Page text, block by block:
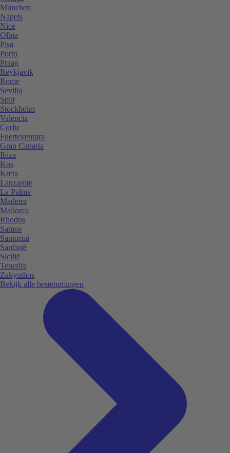
Munchen
Napels
Nice
Olbia
Pisa
Porto
Praag
Reykjavik
Rome
Sevilla
Split
Stockholm
Valencia
Corfu
Fuerteventura
Gran Canaria
Ibiza
Kos
Kreta
Lanzarote
La Palma
Madeira
Mallorca
Rhodos
Samos
Santorini
Sardinië
Sicilië
Tenerife
Zakynthos
Bekijk alle bestemmingen